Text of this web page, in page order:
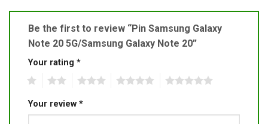
Be the first to review “Pin Samsung Galaxy
Note 20 5G/Samsung Galaxy Note 20”
Your rating *
Your review *